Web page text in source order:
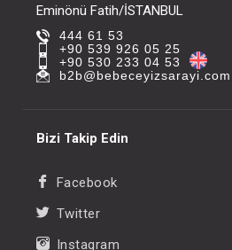
Eminönü Fatih/İSTANBUL
444 61 53
+90 539 926 05 25
+90 530 233 04 53
b2b@bebeceyizsarayi.com
Bizi Takip Edin
Facebook
Twitter
Instagram